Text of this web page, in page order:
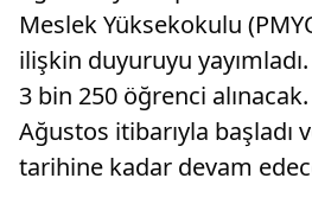
Meslek Yüksekokulu
ilişkin duyuruyu
3 bin 250 öğrenci
Ağustos itibarıyla başladı
tarihine kadar devam